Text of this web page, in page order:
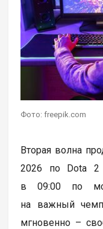
Фото: freepik.com
Вторая волна
2026 по Dota 2
в 09:00 по
на важный
мгновенно –